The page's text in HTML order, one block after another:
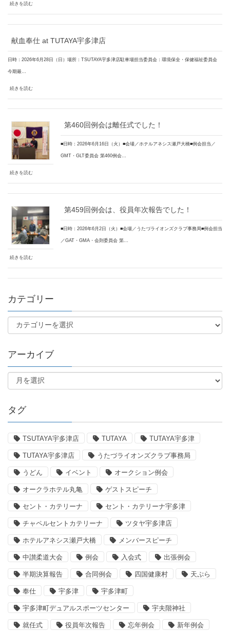
続きを読む
献血奉仕 at TUTAYA宇多津店
日時：2026年6月28日（日）場所：TSUTAYA宇多津店駐車場担当委員会：環境保全・保健福祉委員会
今期最…
続きを読む
第460回例会は離任式でした！
■日時：2026年6月16日（火）■会場／ホテルアネシス瀬戸大橋■例会担当／
GMT・GLT委員会 第460例会…
続きを読む
第459回例会は、役員年次報告でした！
■日時：2026年6月2日（火）■会場／うたづライオンズクラブ事務局■例会担当
／GAT・GMA・会則委員会 第…
続きを読む
カテゴリー
アーカイブ
タグ
TSUTAYA宇多津店 TUTAYA TUTAYA宇多津
TUTAYA宇多津店 うたづライオンズクラブ事務局
うどん イベント オークション例会
オークラホテル丸亀 ゲストスピーチ
セント・カテリーナ セント・カテリーナ宇多津
チャペルセントカテリーナ ツタヤ宇多津店
ホテルアネシス瀬戸大橋 メンバースピーチ
中讃柔道大会 例会 入会式 出張例会
半期決算報告 合同例会 四国健康村 天ぷら
奉仕 宇多津 宇多津町
宇多津町デュアルスポーツセンター 宇夫階神社
就任式 役員年次報告 忘年例会 新年例会